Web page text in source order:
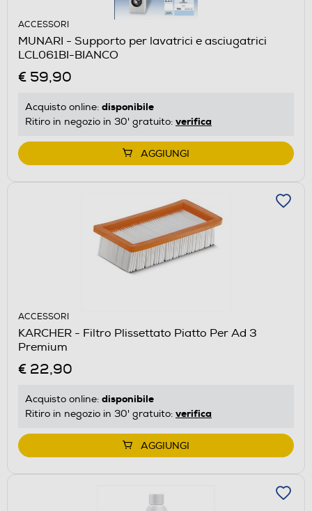
ACCESSORI
MUNARI - Supporto per lavatrici e asciugatrici
LCL061BI-BIANCO
€ 59,90
Acquisto online: disponibile
Ritiro in negozio in 30' gratuito: verifica
AGGIUNGI
ACCESSORI
KARCHER - Filtro Plissettato Piatto Per Ad 3
Premium
€ 22,90
Acquisto online: disponibile
Ritiro in negozio in 30' gratuito: verifica
AGGIUNGI